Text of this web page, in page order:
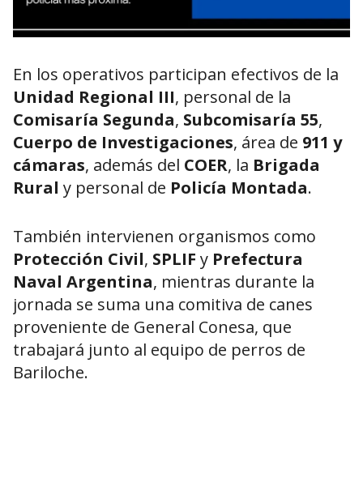
En los operativos participan efectivos de la
Unidad Regional III, personal de la
Comisaría Segunda, Subcomisaría 55,
Cuerpo de Investigaciones, área de 911 y
cámaras, además del COER, la Brigada
Rural y personal de Policía Montada.
También intervienen organismos como
Protección Civil, SPLIF y Prefectura
Naval Argentina, mientras durante la
jornada se suma una comitiva de canes
proveniente de General Conesa, que
trabajará junto al equipo de perros de
Bariloche.